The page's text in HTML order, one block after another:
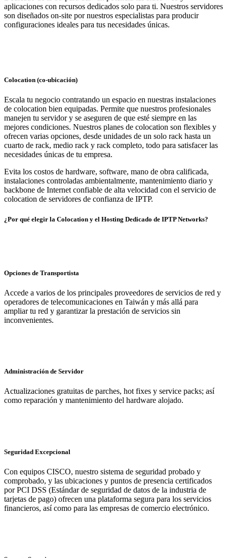
aplicaciones con recursos dedicados solo para ti. Nuestros servidores
son diseñados on-site por nuestros especialistas para producir
configuraciones ideales para tus necesidades únicas.
Colocation (co-ubicación)
Escala tu negocio contratando un espacio en nuestras instalaciones
de colocation bien equipadas. Permite que nuestros profesionales
manejen tu servidor y se aseguren de que esté siempre en las
mejores condiciones. Nuestros planes de colocation son flexibles y
ofrecen varias opciones, desde unidades de un solo rack hasta un
cuarto de rack, medio rack y rack completo, todo para satisfacer las
necesidades únicas de tu empresa.
Evita los costos de hardware, software, mano de obra calificada,
instalaciones controladas ambientalmente, mantenimiento diario y
backbone de Internet confiable de alta velocidad con el servicio de
colocation de servidores de confianza de IPTP.
¿Por qué elegir la Colocation y el Hosting Dedicado de IPTP Networks?
Opciones de Transportista
Accede a varios de los principales proveedores de servicios de red y
operadores de telecomunicaciones en Taiwán y más allá para
ampliar tu red y garantizar la prestación de servicios sin
inconvenientes.
Administración de Servidor
Actualizaciones gratuitas de parches, hot fixes y service packs; así
como reparación y mantenimiento del hardware alojado.
Seguridad Excepcional
Con equipos CISCO, nuestro sistema de seguridad probado y
comprobado, y las ubicaciones y puntos de presencia certificados
por PCI DSS (Estándar de seguridad de datos de la industria de
tarjetas de pago) ofrecen una plataforma segura para los servicios
financieros, así como para las empresas de comercio electrónico.